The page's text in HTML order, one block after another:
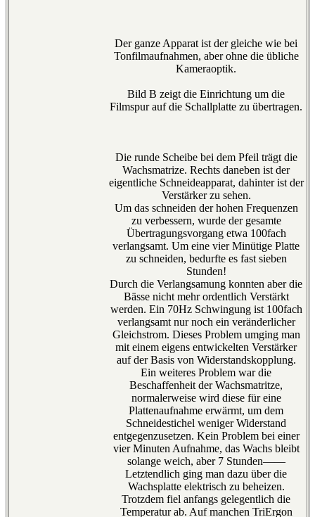
Der ganze Apparat ist der gleiche wie bei
Tonfilmaufnahmen, aber ohne die übliche
Kameraoptik.
Bild B zeigt die Einrichtung um die
Filmspur auf die Schallplatte zu übertragen.
Die runde Scheibe bei dem Pfeil trägt die
Wachsmatrize. Rechts daneben ist der
eigentliche Schneideapparat, dahinter ist der
Verstärker zu sehen.
Um das schneiden der hohen Frequenzen
zu verbessern, wurde der gesamte
Übertragungsvorgang etwa 100fach
verlangsamt. Um eine vier Minütige Platte
zu schneiden, bedurfte es fast sieben
Stunden!
Durch die Verlangsamung konnten aber die
Bässe nicht mehr ordentlich Verstärkt
werden. Ein 70Hz Schwingung ist 100fach
verlangsamt nur noch ein veränderlicher
Gleichstrom. Dieses Problem umging man
mit einem eigens entwickelten Verstärker
auf der Basis von Widerstandskopplung.
Ein weiteres Problem war die
Beschaffenheit der Wachsmatritze,
normalerweise wird diese für eine
Plattenaufnahme erwärmt, um dem
Schneidestichel weniger Widerstand
entgegenzusetzen. Kein Problem bei einer
vier Minuten Aufnahme, das Wachs bleibt
solange weich, aber 7 Stunden——
Letztendlich ging man dazu über die
Wachsplatte elektrisch zu beheizen.
Trotzdem fiel anfangs gelegentlich die
Temperatur ab. Auf manchen TriErgon